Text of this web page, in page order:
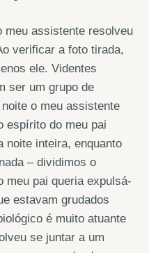
meu assistente resolveu
verificar a foto tirada,
ele. Videntes
ser um grupo de
o meu assistente
espírito do meu pai
noite inteira, enquanto
– dividimos o
meu pai queria expulsá-
estavam grudados
é muito atuante
se juntar a um